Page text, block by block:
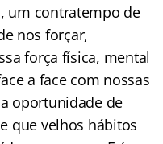
um contratempo de
nos forçar,
força física, mental
a face com nossas
oportunidade de
que velhos hábitos